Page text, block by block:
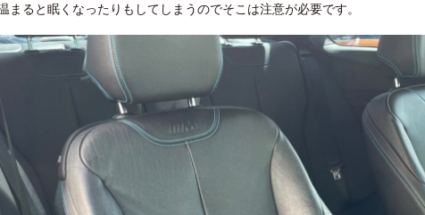
まると眠くなったりもしてしまうのでそこは注意が必要です。